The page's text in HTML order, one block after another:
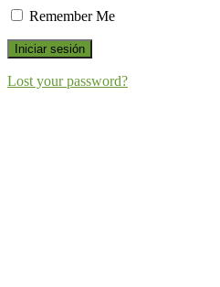
Remember Me
Iniciar sesión
Lost your password?